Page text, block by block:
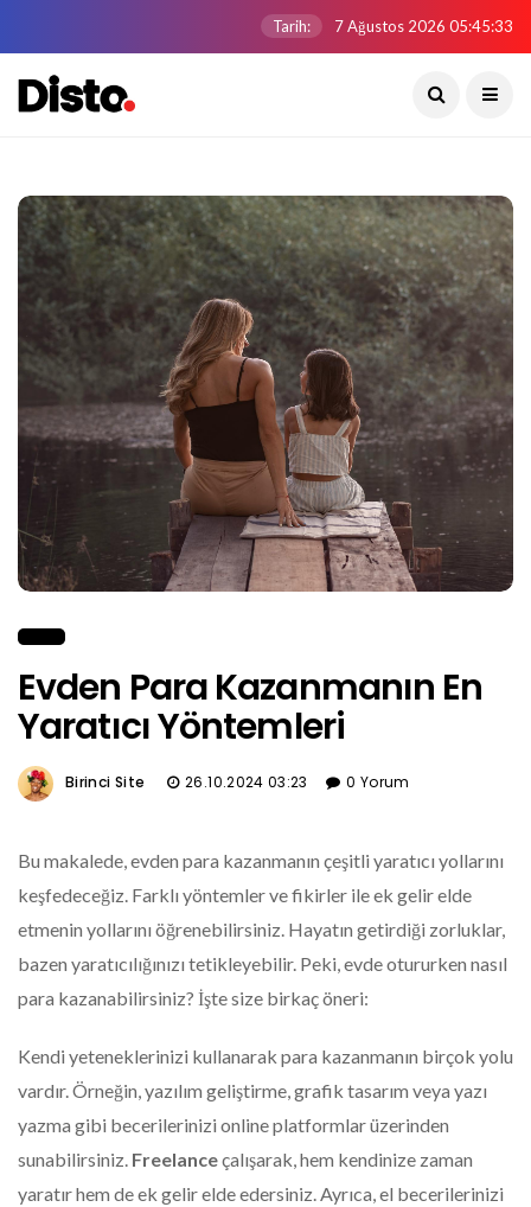
Tarih: 7 Ağustos 2026 05:45:33
Evden Para Kazanmanın En
Yaratıcı Yöntemleri
Birinci Site 26.10.2024 03:23 0 Yorum
Bu makalede, evden para kazanmanın çeşitli yaratıcı yollarını
keşfedeceğiz. Farklı yöntemler ve fikirler ile ek gelir elde
etmenin yollarını öğrenebilirsiniz. Hayatın getirdiği zorluklar,
bazen yaratıcılığınızı tetikleyebilir. Peki, evde otururken nasıl
para kazanabilirsiniz? İşte size birkaç öneri:
Kendi yeteneklerinizi kullanarak para kazanmanın birçok yolu
vardır. Örneğin, yazılım geliştirme, grafik tasarım veya yazı
yazma gibi becerilerinizi online platformlar üzerinden
sunabilirsiniz. Freelanceçalışarak, hem kendinize zaman
yaratır hem de ek gelir elde edersiniz. Ayrıca, el becerilerinizi